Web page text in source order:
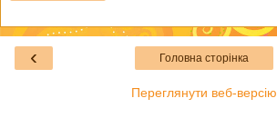
‹ Головна сторінка
Переглянути веб-версію